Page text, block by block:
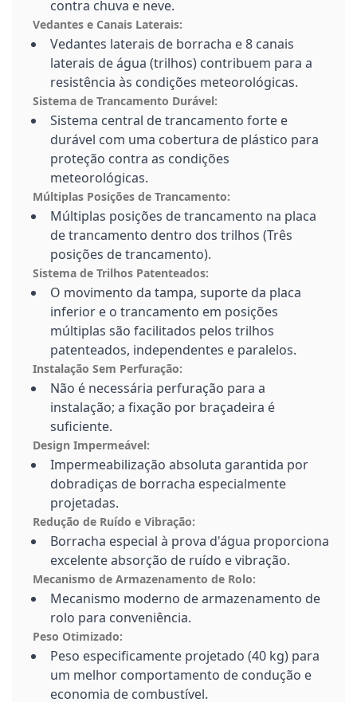
contra chuva e neve.
Vedantes e Canais Laterais:
Vedantes laterais de borracha e 8 canais
laterais de água (trilhos) contribuem para a
resistência às condições meteorológicas.
Sistema de Trancamento Durável:
Sistema central de trancamento forte e
durável com uma cobertura de plástico para
proteção contra as condições
meteorológicas.
Múltiplas Posições de Trancamento:
Múltiplas posições de trancamento na placa
de trancamento dentro dos trilhos (Três
posições de trancamento).
Sistema de Trilhos Patenteados:
O movimento da tampa, suporte da placa
inferior e o trancamento em posições
múltiplas são facilitados pelos trilhos
patenteados, independentes e paralelos.
Instalação Sem Perfuração:
Não é necessária perfuração para a
instalação; a fixação por braçadeira é
suficiente.
Design Impermeável:
Impermeabilização absoluta garantida por
dobradiças de borracha especialmente
projetadas.
Redução de Ruído e Vibração:
Borracha especial à prova d'água proporciona
excelente absorção de ruído e vibração.
Mecanismo de Armazenamento de Rolo:
Mecanismo moderno de armazenamento de
rolo para conveniência.
Peso Otimizado:
Peso especificamente projetado (40 kg) para
um melhor comportamento de condução e
economia de combustível.